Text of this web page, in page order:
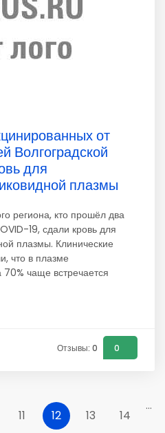
от
Волгоградской
для
плазмы
региона, кто прошёл два
19, сдали кровь для
плазмы. Клинические
что в плазме
чаще встречается
Отзывы: 0 0
11 12 13 14
...